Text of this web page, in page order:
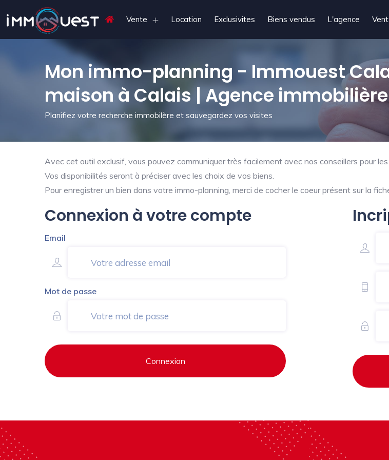
Vente Location Exclusivites Biens vendus L'agence
Mon immo-planning - Immouest
maison à Calais | Agence
Planifiez votre recherche immobilère et sauvegardez vos visites
Avec cet outil exclusif, vous pouvez communiquer très facilement avec nos conseillers pour
Vos disponibilités seront à préciser avec les choix de vos biens.
Pour enregistrer un bien dans votre immo-planning, merci de cocher le coeur présent sur la
Connexion à votre compte
Email
Mot de passe
Connexion